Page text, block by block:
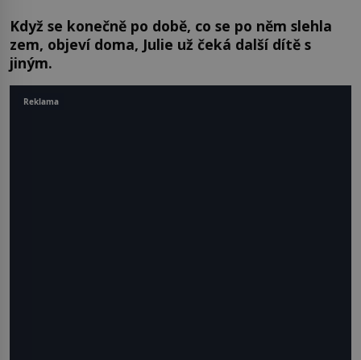
Když se konečně po době, co se po něm slehla
zem, objeví doma, Julie už čeká další dítě s
jiným.
Reklama